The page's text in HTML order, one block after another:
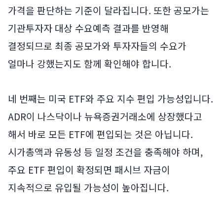
가격을 판단하는 기준이 달라집니다. 또한 공모가는
기관투자자 대상 수요예측 결과를 반영해
결정되므로 최종 공모가와 투자자들의 수요가
얼마나 강했는지도 함께 확인해야 합니다.
네 번째는 미국 ETF와 주요 지수 편입 가능성입니다.
ADR이 나스닥이나 뉴욕증권거래소에 상장했다고
해서 바로 모든 ETF에 편입되는 것은 아닙니다.
시가총액과 유동성 등 일정 조건을 충족해야 하며,
주요 ETF 편입이 확정되면 패시브 자금이
지속적으로 유입될 가능성이 높아집니다.